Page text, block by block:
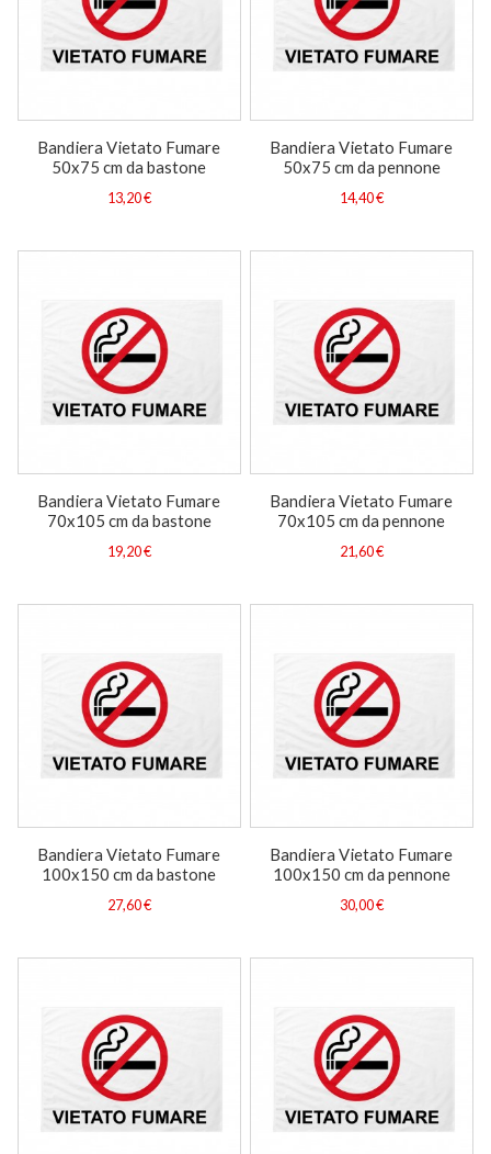
Bandiera Vietato Fumare
50x75 cm da bastone
13,20 €
Bandiera Vietato Fumare
50x75 cm da pennone
14,40 €
Bandiera Vietato Fumare
70x105 cm da bastone
19,20 €
Bandiera Vietato Fumare
70x105 cm da pennone
21,60 €
Bandiera Vietato Fumare
100x150 cm da bastone
27,60 €
Bandiera Vietato Fumare
100x150 cm da pennone
30,00 €